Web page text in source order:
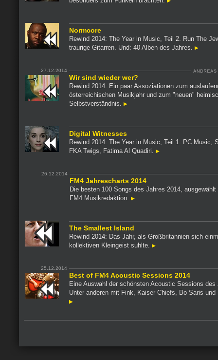
Normcore
Rewind 2014: The Year in Music, Teil 2. Run The
traurige Gitarren. Und: 40 Alben des Jahres.
27.12.2014
Wir sind wieder wer?
Rewind 2014: Ein paar Assoziationen zum
österreichischen Musikjahr und zum "neuen"
Selbstverständnis.
Digital Witnesses
Rewind 2014: The Year in Music, Teil 1. PC Music,
FKA Twigs, Fatima Al Quadiri.
26.12.2014
FM4 Jahrescharts 2014
Die besten 100 Songs des Jahres 2014, ausgewählt
FM4 Musikredaktion.
The Smallest Island
Rewind 2014: Das Jahr, als Großbritannien sich
kollektiven Kleingeist suhlte.
25.12.2014
Best of FM4 Acoustic Sessions 2014
Eine Auswahl der schönsten Acoustic Sessions des
Unter anderen mit Fink, Kaiser Chiefs, Bo Saris und